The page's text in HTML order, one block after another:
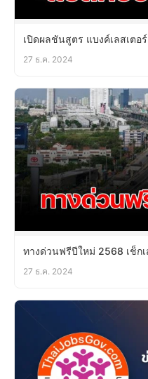
เปิดผลชันสูตร แบงค์เลสเตอ
27 ธ.ค. 2024
ทางด่วนฟรีปีใหม่ 2568 เช็ก
27 ธ.ค. 2024